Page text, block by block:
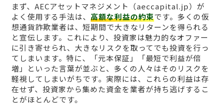
まず、AECアセットマネジメント（aeccapital.jp）が
よく使用する手法は、 高額な利益の約束です。多くの仮
想通貨詐欺業者は、短期間で大きなリターンを得られる
と宣伝します。これにより、投資家は魅力的なオファー
に引き寄せられ、大きなリスクを取ってでも投資を行っ
てしまいます。特に、「元本保証」「最短で利益が倍
増」といった言葉が並ぶと、多くの人々はそのリスクを
軽視してしまいがちです。実際には、これらの利益は存
在せず、投資家から集めた資金を業者が持ち逃げするこ
とがほとんどです。